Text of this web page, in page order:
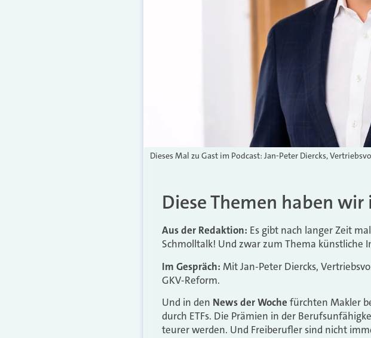
Dieses Mal zu Gast im Podcast: Jan-Peter Diercks,
Diese Themen haben
Aus der Redaktion: Es gibt nach langer Zeit
Schmolltalk! Und zwar zum Thema künstliche
Im Gespräch: Mit Jan-Peter Diercks,
GKV-Reform.
Und in den News der Woche fürchten Makler
durch ETFs. Die Prämien in der
teurer werden. Und Freiberufler sind nicht